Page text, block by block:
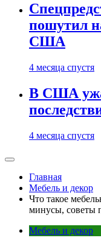
пошутил
США
4 месяца спустя
В США
4 месяца спустя
Главная
Мебель и декор
Что такое
минусы, советы
Мебель и декор